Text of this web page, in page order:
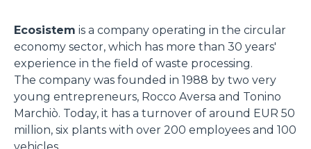
Ecosistem is a company operating in the circular
economy sector, which has more than 30 years'
experience in the field of waste processing.
The company was founded in 1988 by two very
young entrepreneurs, Rocco Aversa and Tonino
Marchiò. Today, it has a turnover of around EUR 50
million, six plants with over 200 employees and 100